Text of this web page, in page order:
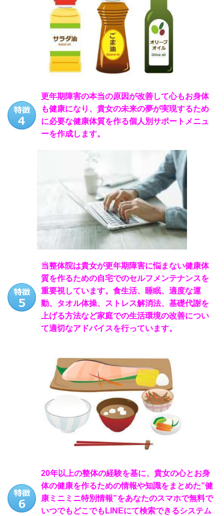
更年期障害の本当の原因が改善して心もお身体
も健康になり、貴女の未来の夢が実現するため
に必要な健康体質を作る個人別サポートメニュ
ーを作成します。
当整体院は貴女が更年期障害に悩まない健康体
質を作るための自宅でのセルフメンテナンスを
重要視しています。食生活、睡眠、適度な運
動、タオル体操、ストレス解消法、基礎代謝を
上げる方法など家庭での生活環境の改善につい
て適切なアドバイスを行っています。
20年以上の整体の経験を基に、貴女の心とお身
体の健康を作るための情報や知識をまとめた”健
康ミニミニ特別情報”をあなたのスマホで無料で
いつでもどこでもLINEにて検索できるシステム